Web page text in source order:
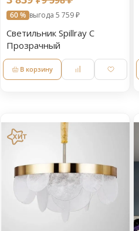
60 % выгода 5 759 ₽
Светильник Spillray C
Прозрачный
В корзину